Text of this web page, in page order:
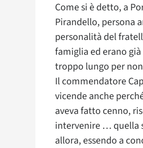
Come si è detto, a
Pirandello, persona
personalità del
famiglia ed erano
troppo lungo per
Il commendatore
vicende anche
aveva fatto cenno,
intervenire … quella
allora, essendo a